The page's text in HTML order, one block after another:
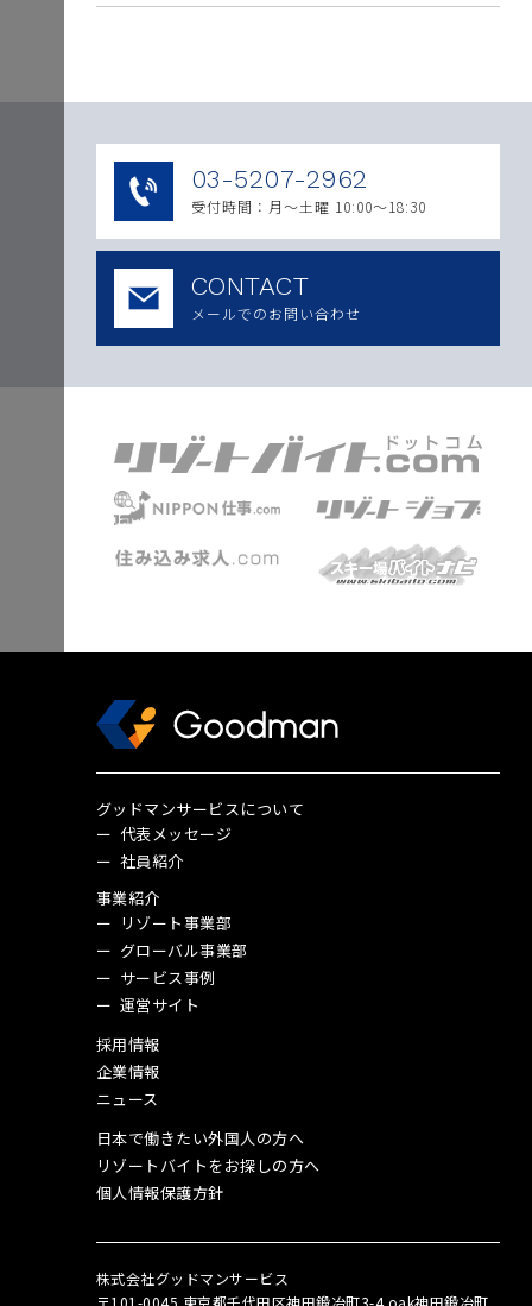
03-5207-2962
受付時間：月〜土曜 10:00～18:30
CONTACT
メールでのお問い合わせ
グッドマンサービスについて
代表メッセージ
社員紹介
事業紹介
リゾート事業部
グローバル事業部
サービス事例
運営サイト
採用情報
企業情報
ニュース
日本で働きたい外国人の方へ
リゾートバイトをお探しの方へ
個人情報保護方針
株式会社グッドマンサービス
〒101-0045 東京都千代田区神田鍛冶町3-4 oak神田鍛冶町